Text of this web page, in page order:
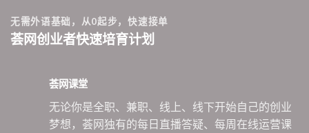
无需外语基础，从0起步，快速接单
荟网创业者快速培育计划
荟网课堂
无论你是全职、兼职、线上、线下开始自己的创业
梦想，荟网独有的每日直播答疑、每周在线运营课